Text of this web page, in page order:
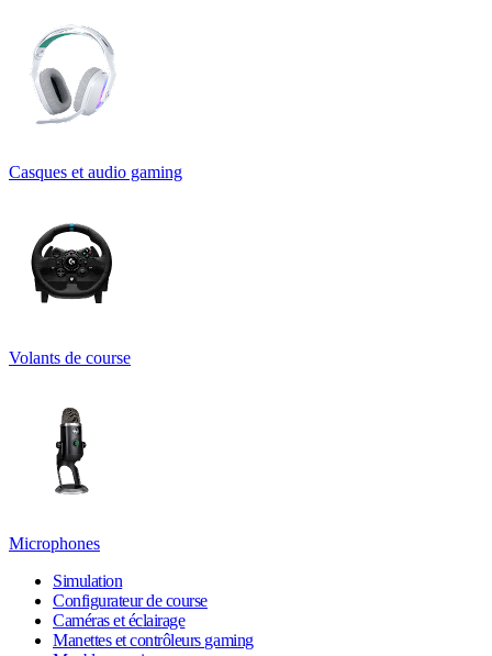
Casques et audio gaming
Volants de course
Microphones
Simulation
Configurateur de course
Caméras et éclairage
Manettes et contrôleurs gaming